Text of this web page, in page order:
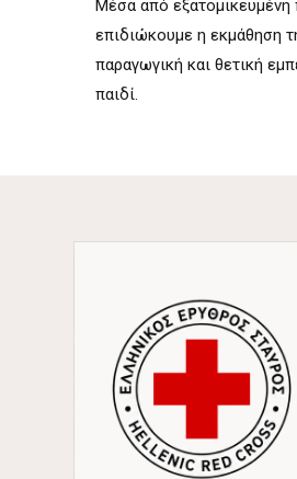
Μέσα από εξατομικευμένη
επιδιώκουμε η εκμάθηση
παραγωγική και θετική
παιδί.